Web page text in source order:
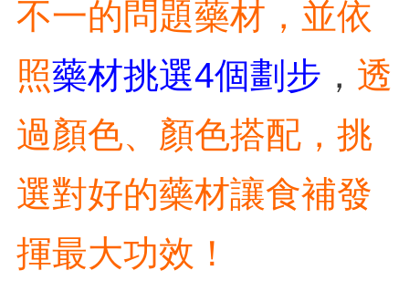
不一的問題藥材，並依
照藥材挑選4個劃步 ， 透
過顏色、顏色搭配，挑
選對好的藥材讓食補發
揮最大功效！